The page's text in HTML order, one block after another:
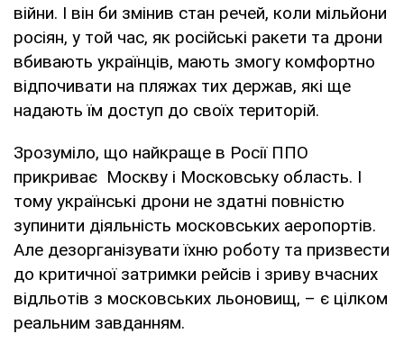
війни. І він би змінив стан речей, коли мільйони
росіян, у той час, як російські ракети та дрони
вбивають українців, мають змогу комфортно
відпочивати на пляжах тих держав, які ще
надають їм доступ до своїх територій.
Зрозуміло, що найкраще в Росії ППО
прикриває Москву і Московську область. І
тому українські дрони не здатні повністю
зупинити діяльність московських аеропортів.
Але дезорганізувати їхню роботу та призвести
до критичної затримки рейсів і зриву вчасних
відльотів з московських льоновищ, – є цілком
реальним завданням.